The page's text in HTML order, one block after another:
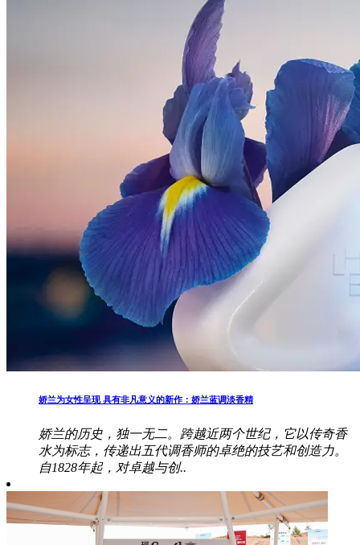
娇兰为女性呈现 具有非凡意义的新作：娇兰蓝调淡香精
娇兰的历史，独一无二。跨越近两个世纪，它以传奇香
水为标志，传递出五代调香师的卓绝的技艺和创造力。
自1828年起，对卓越与创..